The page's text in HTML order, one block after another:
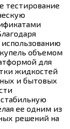
тестирование
объемом
для
жидкостей
и бытовых
ее одним из
решений на